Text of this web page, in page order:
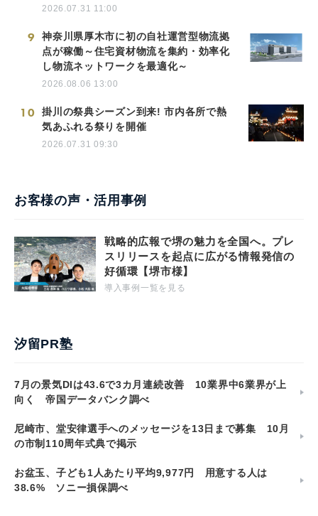
2026.07.31 11:00
9
神奈川県厚木市に初の自社運営型物流拠
点が稼働～住宅資材物流を集約・効率化
し物流ネットワークを最適化～
2026.08.06 13:00
10
掛川の祭典シーズン到来! 市内各所で熱
気あふれる祭りを開催
2026.07.31 09:30
お客様の声・活用事例
戦略的広報で堺の魅力を全国へ。プレ
スリリースを起点に広がる情報発信の
好循環【堺市様】
導入事例一覧を見る
汐留PR塾
7月の景気DIは43.6で3カ月連続改善 10業界中6業界が上
向く 帝国データバンク調べ
尼崎市、堂安律選手へのメッセージを13日まで募集 10月
の市制110周年式典で掲示
お盆玉、子ども1人あたり平均9,977円 用意する人は
38.6% ソニー損保調べ